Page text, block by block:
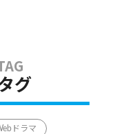
グ
ドラマ